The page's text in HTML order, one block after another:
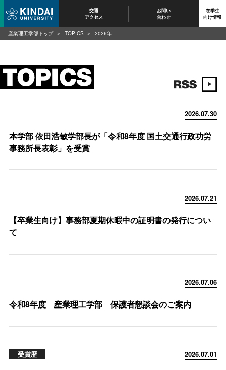
交通
アクセス
お問い
合わせ
在学生
向け情報
2026.07.30
本学部 依田浩敏学部長が「令和8年度 国土交通行政功労
事務所長表彰」を受賞
2026.07.21
【卒業生向け】事務部夏期休暇中の証明書の発行につい
て
2026.07.06
令和8年度 産業理工学部 保護者懇談会のご案内
2026.07.01
受賞歴
産業理工学部トップ TOPICS 2026年